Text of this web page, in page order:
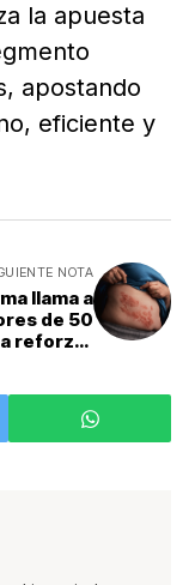
la apuesta
apostando
eficiente y
NOTA
llama a
de 50
reforzar
otras